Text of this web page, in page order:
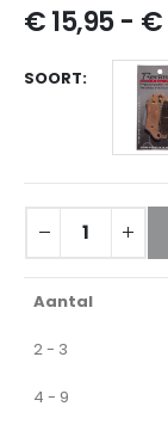
€15,95- €
SOORT
Aantal
2 - 3
4 - 9